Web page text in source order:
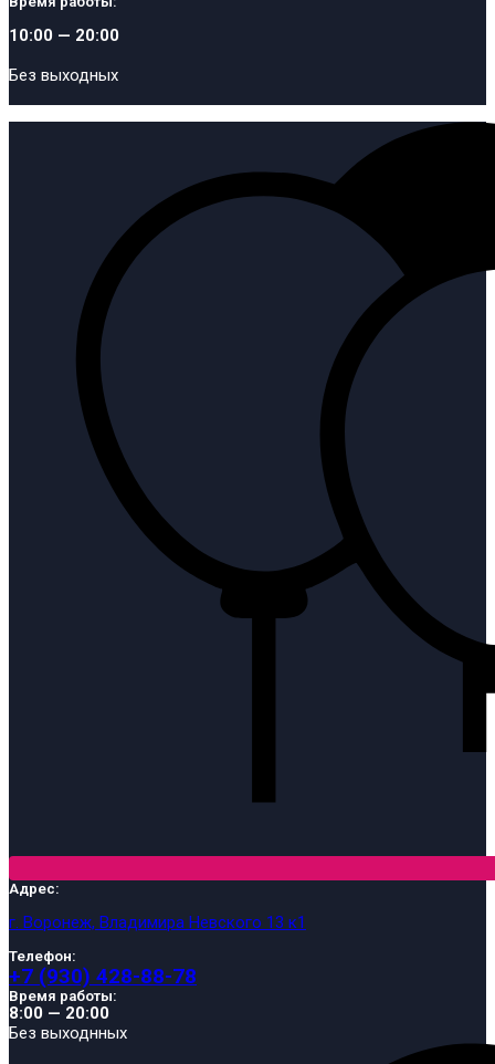
10:00 — 20:00
Без выходных
Адрес:
г. Воронеж, Владимира Невского 13 к1
Телефон:
+7 (930) 428-88-78
Время работы:
8:00 — 20:00
Без выходнных